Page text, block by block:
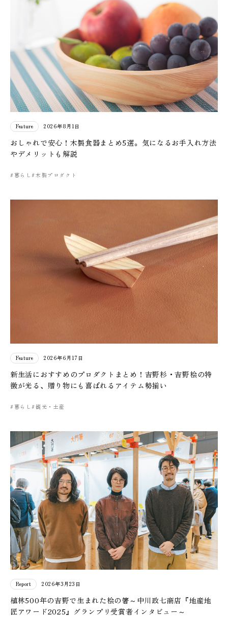
Feature 2026年8月1日
おしゃれで安心！木製食器まとめ5選。気になるお手入れ方法
やデメリットも解説
#暮らし#木製プロダクト
Feature 2026年6月17日
新生活におすすめのプロダクトまとめ！吉野杉・吉野桧の特
徴が光る、贈り物にも喜ばれるアイテム勢揃い
#暮らし#観光・土産
Report 2026年3月23日
植林500年の吉野で生まれた桧の箸～中川政七商店『地産地
匠アワード2025』グランプリ受賞者インタビュー～